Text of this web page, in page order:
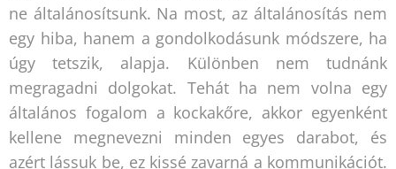
ne általánosítsunk. Na most, az általánosítás nem
egy hiba, hanem a gondolkodásunk módszere, ha
úgy tetszik, alapja. Különben nem tudnánk
megragadni dolgokat. Tehát ha nem volna egy
általános fogalom a kockakőre, akkor egyenként
kellene megnevezni minden egyes darabot, és
azért lássuk be, ez kissé zavarná a kommunikációt.